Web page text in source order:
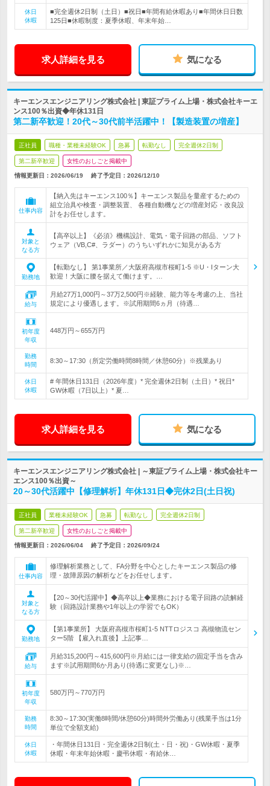
休日
休暇
■完全週休2日制（土日）■祝日■年間有給休暇あり■年間休日日数
125日■休暇制度：夏季休暇、年末年始…
求人詳細を見る 気になる
キーエンスエンジニアリング株式会社 | 東証プライム上場・株式会社キーエ
ンス100％出資◆年休131日
第二新卒歓迎！20代～30代前半活躍中！【製造装置の増産】
正社員 職種・業種未経験OK 急募 転勤なし 完全週休2日制
第二新卒歓迎 女性のおしごと掲載中
情報更新日：2026/06/19 終了予定日： 2026/12/10
仕事内容
【納入先はキーエンス100％】キーエンス製品を量産するための
組立治具や検査・調整装置、 各種自動機などの増産対応・改良設
計をお任せします。
対象と
なる方
【高卒以上】《必須》機構設計、電気・電子回路の部品、ソフト
ウェア（VB,C#、ラダー）のうちいずれかに知見がある方
勤務地
【転勤なし】 第1事業所／大阪府高槻市桜町1-5 ※U・Iターン大
歓迎！大阪に腰を据えて働けます。…
給与
月給27万1,000円～37万2,500円※経験、能力等を考慮の上、当社
規定により優遇します。※試用期間6ヵ月（待遇…
初年度
年収
448万円～655万円
勤務
時間
8:30～17:30（所定労働時間8時間／休憩60分）※残業あり
休日
休暇
# 年間休日131日（2026年度）* 完全週休2日制（土日）* 祝日*
GW休暇（7日以上）* 夏…
求人詳細を見る 気になる
キーエンスエンジニアリング株式会社 | ～東証プライム上場・株式会社キー
エンス100％出資～
20～30代活躍中【修理解析】年休131日◆完休2日(土日祝)
正社員 業種未経験OK 急募 転勤なし 完全週休2日制
第二新卒歓迎 女性のおしごと掲載中
情報更新日：2026/06/04 終了予定日： 2026/09/24
仕事内容
修理解析業務として、FA分野を中心としたキーエンス製品の修
理・故障原因の解析などをお任せします。
対象と
なる方
【20～30代活躍中】◆高卒以上◆業務における電子回路の読解経
験（回路設計業務や1年以上の学習でもOK）
勤務地
【第1事業所】 大阪府高槻市桜町1-5 NTTロジスコ 高槻物流セン
ター5階 【雇入れ直後】上記事…
給与
月給315,200円～415,600円※月給には一律支給の固定手当を含み
ます※試用期間6か月あり(待遇に変更なし)※…
初年度
年収
580万円～770万円
勤務
時間
8:30～17:30(実働8時間/休憩60分)時間外労働あり(残業手当は1分
単位で全額支給)
休日
休暇
・年間休日131日・完全週休2日制(土・日・祝)・GW休暇・夏季
休暇・年末年始休暇・慶弔休暇・有給休…